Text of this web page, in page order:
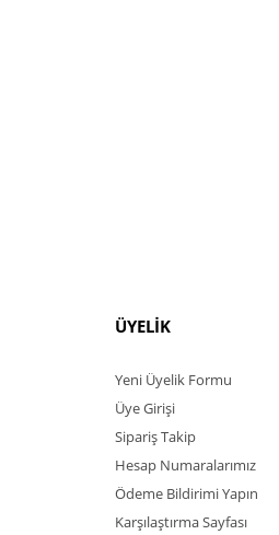
ÜYELİK
Yeni Üyelik Formu
Üye Girişi
Sipariş Takip
Hesap Numaralarımız
Ödeme Bildirimi Yapın
Karşılaştırma Sayfası